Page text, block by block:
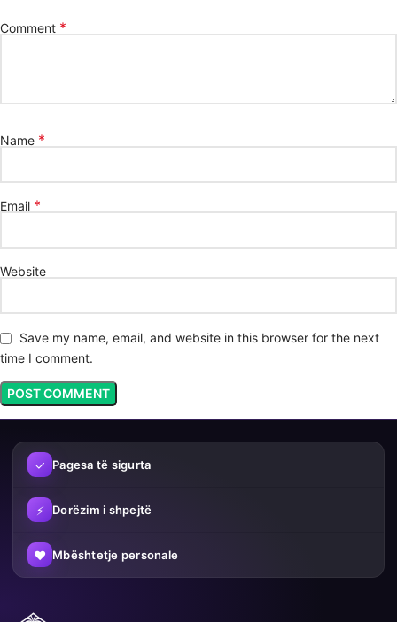
Comment *
Name *
Email *
Website
Save my name, email, and website in this browser for the next
time I comment.
✓ Pagesa të sigurta
⚡ Dorëzim i shpejtë
♥ Mbështetje personale